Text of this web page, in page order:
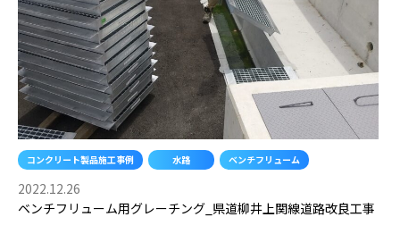
コンクリート製品施工事例 水路 ベンチフリューム
2022.12.26
ベンチフリューム用グレーチング_県道柳井上関線道路改良工事